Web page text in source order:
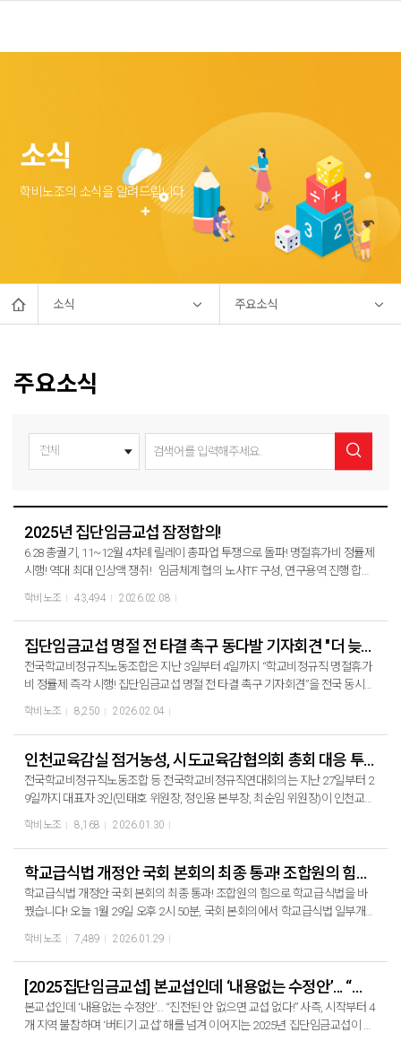
소식
학비노조의 소식을 알려드립니다.
소식 주요소식
주요소식
2025년 집단임금교섭 잠정합의!
6.28 총궐기, 11~12월 4차례 릴레이 총파업 투쟁으로 돌파! 명절휴가비 정률제
시행! 역대 최대 인상액 쟁취! 임금체계 협의 노사TF 구성, 연구용역 진행 합의
섭 끝에 8일 새벽 4시, 잠정합의에 이르렀습니다. 17개 지부 지부장님들과 간부
들이 교섭과정에 함께 하며 선전전과 교섭을 이어 갔습니다. 6.28총궐기와 11~
12월 4차례에 걸친 총파업, 단식과 농성, 지부 천막농성 등 각종 투쟁으로 간부
들이 앞장서고 조합원들이 함께 투쟁한 결과입니다. 이후 노동조합 절차에 따
라 최종 승인하게 됩니다.
학비노조 43,494 2026.02.08
집단임금교섭 명절 전 타결 촉구 동다발 기자회견 "더 늦기 전에 정률제 도입하라!"
전국학교비정규직노동조합은 지난 3일부터 4일까지 “학교비정규직 명절휴가
비 정률제 즉각 시행! 집단임금교섭 명절 전 타결 촉구 기자회견”을 전국 동시다
명절정률제가 불가능하다는 입장을 고수하며 타결 불가능한 안만을 내놓는 사
측을 규탄하고 정률제 도입 및 타결을 촉구하기 위한 기자회견이다. 전국학교
비정규직노동조합 민태호 위원장은 기자회견문을 통해 “교육부와 교육청이야
말로 공공부문의 모범 사용자가 되어야 한다”며 “명절 전 타결 가능한 안을 내
놓지 않는다면 신학기 총파업을 포함한 강도 높은 투쟁에 돌입할 수밖에 없
개 시도교육청들은 서로 책임을 떠넘기면서 치졸한 방법으로 교섭을 지연시킨
다"며 "이 나쁜 관행을 정부가 과감히 도려내고 피눈물로 교육당국에 호소하고
있는 학교비정규직노동자들의 굵은 눈물을 정부가 닦아줄 수 있어야 할 것"이
라며 정부의 책임을 촉구했다. 전국학교비정규직노동조합은 정률제 쟁취를
위한 4일 간의 릴레이 총파업을 비롯한 강도 높은 투쟁을 진행해왔다. 그럼에도
사측이 계속하여 명절정률제를 반대한다면 3월 27일 신학기 총파업 등 끝장투
쟁으로 반드시 우리의 요구를 관철시킬 것이다. ▶ 교육당국은 학교비정규직
학비노조 8,250 2026.02.04
인천교육감실 점거농성, 시도교육감협의회 총회 대응 투쟁 "인천교육감, 정률제 제안 약속"
전국학교비정규직노동조합 등 전국학교비정규직연대회의는 지난 27일부터 2
9일까지 대표자 3인(민태호 위원장, 정인용 본부장, 최순임 위원장)이 인천교육
결의 관건인 명절휴가비 정률제는 교육감 총회를 거쳐 교섭대표 교육감이 정리
할 수 있는 문제다. 이에 연대회의는 교육감실 농성에 돌입하며, 정률제를 전제
로 한 진전된 안으로 집중교섭을 열겠다는 교섭대표 교육감의 의지 표명을 요
구했다. 연대회의 대표자 3인은 27일 오전 인천교육감 면담 후, 교육감실 점거
농성에 돌입했다. 전국학교비정규직노동조합은 매일 출근 선전전과 퇴근 선전
책임을 촉구하는 투쟁을 전개했다. 지난 29일 시도교육감협의회 총회가 열리
는 더블트리 바이 힐튼 호텔 서울 판교 앞에서 학교비정규직 명절휴가비 정률
제 쟁취 결의대회를 통해 총회 중인 교육감들을 직접적으로 압박하며 결단을
촉구했다. 그 결과, 오전 면담에 이어 시도교육감협의회 총회를 마치고 돌아온
인천교육감과 재차 면담을 진행했다. 인천교육감은 정률제 제안을 약속했으며,
정률제를 기본으로 다음 주 교섭을 재개할 것을 확답받은 후 2박 3일 간의 인천
학비노조 8,168 2026.01.30
학교급식법 개정안 국회 본회의 최종 통과! 조합원의 힘으로 학교급식법을 바꿨습니다!
학교급식법 개정안 국회 본회의 최종 통과! 조합원의 힘으로 학교급식법을 바
꿨습니다! 오늘 1월 29일 오후 2시 50분, 국회 본회의에서 학교급식법 일부개정
자와 법 개정에 함께 노력한 여러 단체 관계자들이 본회의장에서 직접 방청하
며 법안 통과를 지켜봤다. 법안 통과 후, 국회 본관 계단에서 학교급식법 개정을
환영하는 기자회견을 진행했다. 100만 청원, 단식과 농성, 4일간의 총파업으로
이뤄낸 우리가 만들어 낸 성과! 전국학교비정규직노동조합은 지난 해 전국 41
개 시민사회단체와 제정당들과 함께 <안전한 노동 행복한 급식 100만 청원운
학비노조 7,489 2026.01.29
[2025집단임금교섭] 본교섭인데 ‘내용없는 수정안’... “진전된 안 없으면 교섭 없다!”
본교섭인데 ‘내용없는 수정안’... “진전된 안 없으면 교섭 없다!” 사측, 시작부터 4
개 지역 불참하며 ‘버티기 교섭’ 해를 넘겨 이어지는 2025년 집단임금교섭이 지